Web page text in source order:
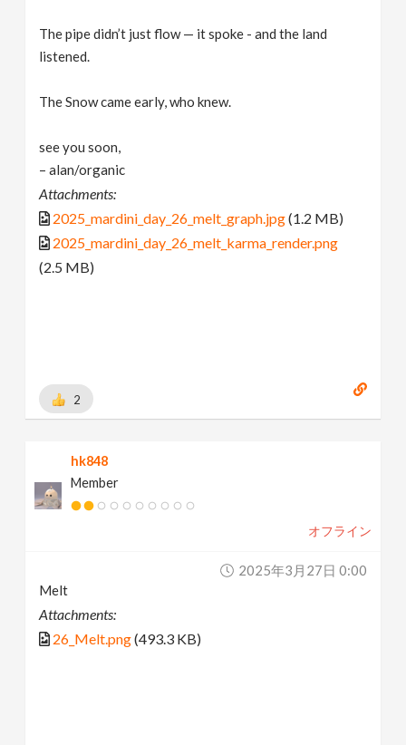
The pipe didn’t just flow — it spoke - and the land
listened.
The Snow came early, who knew.
see you soon,
– alan/organic
Attachments:
2025_mardini_day_26_melt_graph.jpg(1.2 MB)
2025_mardini_day_26_melt_karma_render.png
(2.5 MB)
2
hk848
Member
オフライン
2025年3月27日 0:00
Melt
Attachments:
26_Melt.png(493.3 KB)